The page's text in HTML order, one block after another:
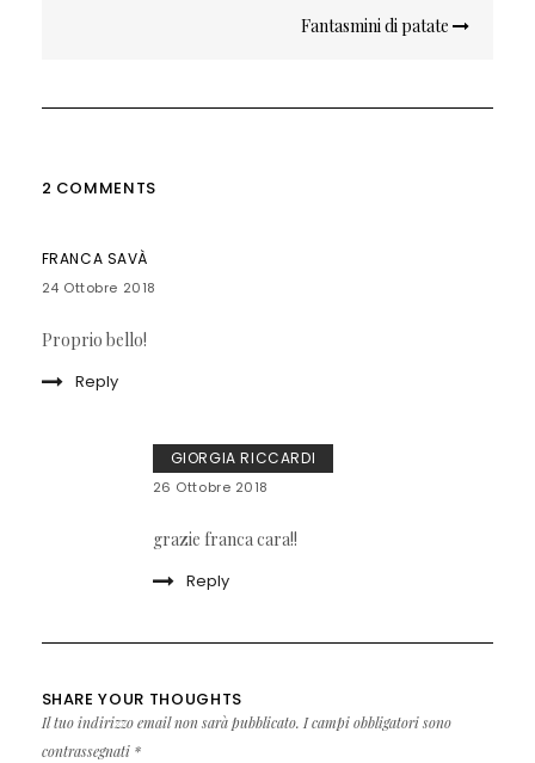
Fantasmini di patate
2 COMMENTS
FRANCA SAVÀ
24 Ottobre 2018
Proprio bello!
Reply
GIORGIA RICCARDI
26 Ottobre 2018
grazie franca cara!!
Reply
SHARE YOUR THOUGHTS
Il tuo indirizzo email non sarà pubblicato. I campi obbligatori sono
contrassegnati *